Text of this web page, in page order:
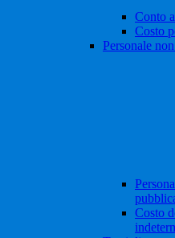
Conto
Costo
Personale
Costo